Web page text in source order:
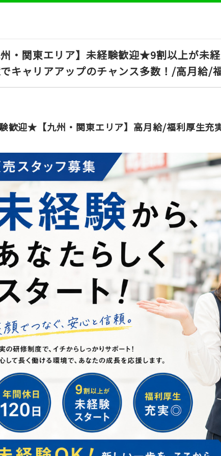
州・関東エリア】未経験歓迎★9割以上が未
キャリアアップのチャンス多数！/高月給/
歓迎★【九州・関東エリア】高月給/福利厚生充